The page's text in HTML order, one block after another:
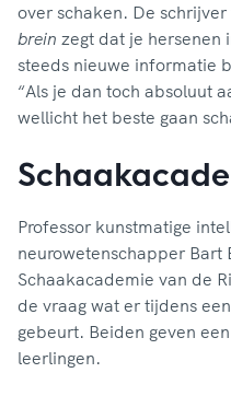
over schaken. De
brein zegt dat je hersenen
steeds nieuwe informatie
“Als je dan toch absoluut
wellicht het beste gaan
Professor kunstmatige
neurowetenschapper Bart
Schaakacademie van de
de vraag wat er tijdens
gebeurt. Beiden geven
leerlingen.